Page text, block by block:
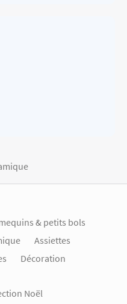
& petits bols
Assiettes
Décoration
Noël